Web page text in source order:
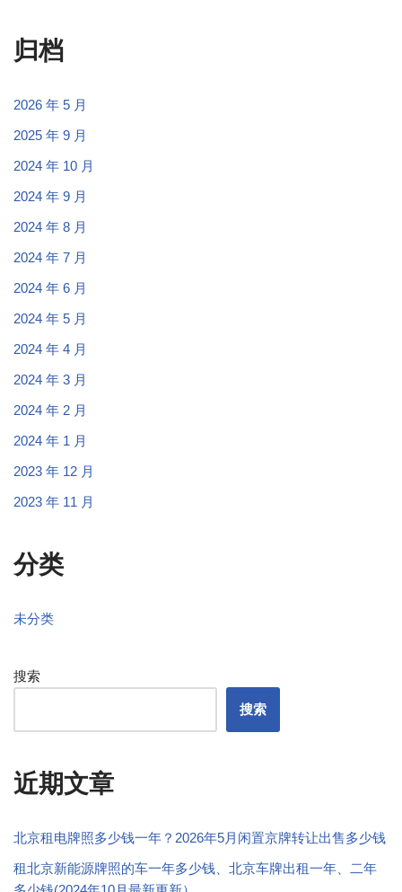
归档
2026 年 5 月
2025 年 9 月
2024 年 10 月
2024 年 9 月
2024 年 8 月
2024 年 7 月
2024 年 6 月
2024 年 5 月
2024 年 4 月
2024 年 3 月
2024 年 2 月
2024 年 1 月
2023 年 12 月
2023 年 11 月
分类
未分类
搜索
搜索
近期文章
北京租电牌照多少钱一年？2026年5月闲置京牌转让出售多少钱
租北京新能源牌照的车一年多少钱、北京车牌出租一年、二年